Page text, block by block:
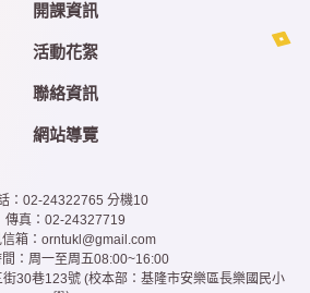
開課資訊
活動花絮
聯絡資訊
網站導覽
：02-24322765 分機10
傳真：02-24327719
信箱：orntukl@gmail.com
：周一至周五08:00~16:00
30巷123號 (校本部：基隆市安樂區長樂國民小